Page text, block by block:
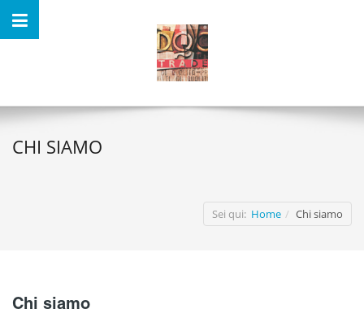
CHI SIAMO
Sei qui: Home Chi siamo
Chi siamo